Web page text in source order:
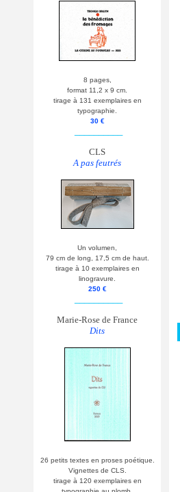
8 pages,
format 11,2 x 9 cm.
tirage à 131 exemplaires en
typographie.
30 €
CLS
A pas feutrés
Un volumen,
79 cm de long, 17,5 cm de haut.
tirage à 10 exemplaires en
linogravure.
250 €
Marie-Rose de France
Dits
26 petits textes en proses poétique.
Vignettes de CLS.
tirage à 120 exemplaires en